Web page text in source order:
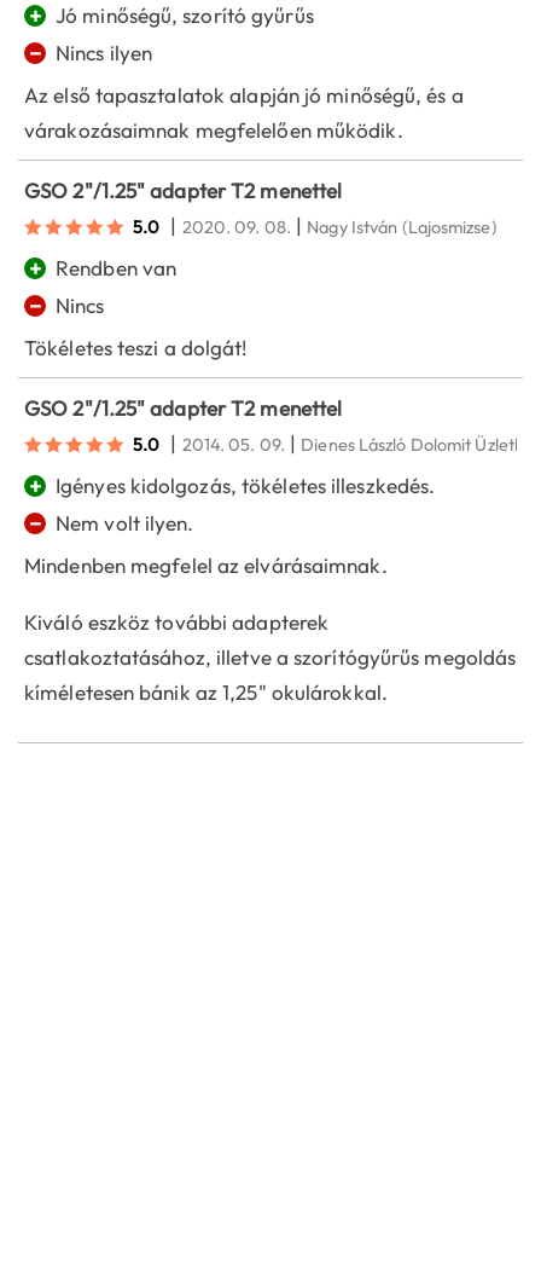
+ Jó minőségű, szorító gyűrűs
−
Nincs ilyen
Az első tapasztalatok alapján jó minőségű, és a
várakozásaimnak megfelelően működik.
GSO 2"/1.25" adapter T2 menettel
5.0 | 2020. 09. 08. | Nagy István (Lajosmizse)
+ Rendben van
−
Nincs
Tökéletes teszi a dolgát!
GSO 2"/1.25" adapter T2 menettel
5.0 | 2014. 05. 09. | Dienes László Dolomit Üzletház
+ Igényes kidolgozás, tökéletes illeszkedés.
−
Nem volt ilyen.
Mindenben megfelel az elvárásaimnak.
Kiváló eszköz további adapterek
csatlakoztatásához, illetve a szorítógyűrűs megoldás
kíméletesen bánik az 1,25" okulárokkal.